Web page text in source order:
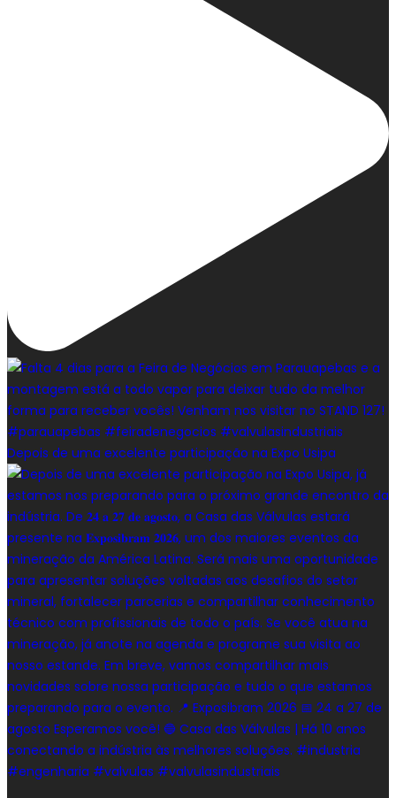
Depois de uma excelente participação na Expo Usipa